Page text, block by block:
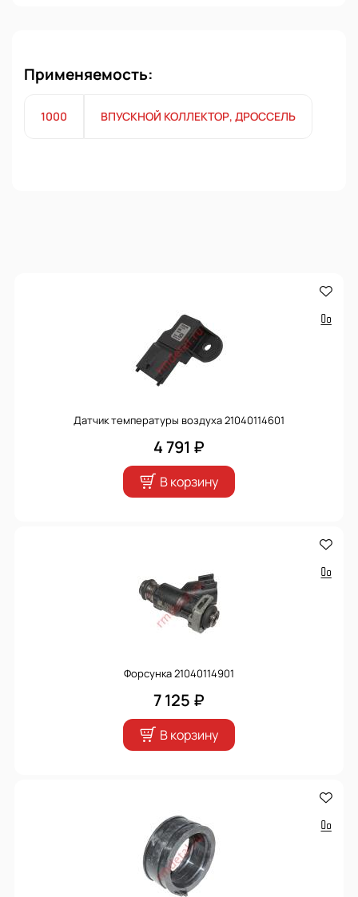
Применяемость:
1000 ВПУСКНОЙ КОЛЛЕКТОР, ДРОССЕЛЬ
Датчик температуры воздуха 21040114601
4 791 ₽
В корзину
Форсунка 21040114901
7 125 ₽
В корзину